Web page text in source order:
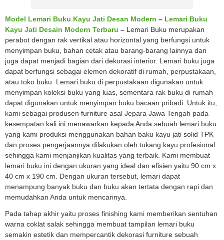
Model Lemari Buku Kayu Jati Desan Modern – Lemari Buku
Kayu Jati Desain Modern Terbaru – Lemari Buku merupakan
perabot dengan rak vertikal atau horizontal yang berfungsi untuk
menyimpan buku, bahan cetak atau barang-barang lainnya dan
juga dapat menjadi bagian dari dekorasi interior. Lemari buku juga
dapat berfungsi sebagai elemen dekoratif di rumah, perpustakaan,
atau toko buku. Lemari buku di perpustakaan digunakan untuk
menyimpan koleksi buku yang luas, sementara rak buku di rumah
dapat digunakan untuk menyimpan buku bacaan pribadi. Untuk itu,
kami sebagai produsen furniture asal Jepara Jawa Tengah pada
kesempatan kali ini menawarkan kepada Anda sebuah lemari buku
yang kami produksi menggunakan bahan baku kayu jati solid TPK
dan proses pengerjaannya dilakukan oleh tukang kayu profesional
sehingga kami menjanjikan kualitas yang terbaik. Kami membuat
lemari buku ini dengan ukuran yang ideal dan efisien yaitu 90 cm x
40 cm x 190 cm. Dengan ukuran tersebut, lemari dapat
menampung banyak buku dan buku akan tertata dengan rapi dan
memudahkan Anda untuk mencarinya.
Pada tahap akhir yaitu proses finishing kami memberikan sentuhan
warna coklat salak sehingga membuat tampilan lemari buku
semakin estetik dan mempercantik dekorasi furniture sebuah